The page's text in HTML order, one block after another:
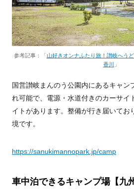
参考記事：「 山好きオンナふたり旅！讃岐へう
香川
」
国営讃岐まんのう公園内にあるキャン
れ可能で、電源・水道付きのカーサイ
イトがあります。整備が行き届いてお
境です。
https://sanukimannopark.jp/camp
車中泊できるキャンプ場【九